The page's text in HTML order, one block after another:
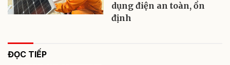
dụng điện an toàn, ổn
định
ĐỌC TIẾP